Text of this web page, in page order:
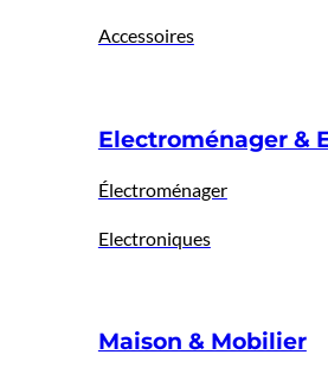
Accessoires
Electroménager &
Électroménager
Electroniques
Maison & Mobilier